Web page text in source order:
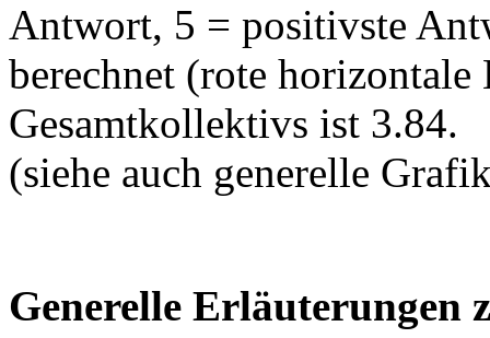
Antwort, 5 = positivste
berechnet (rote
Gesamtkollektivs ist 3.84.
(siehe auch generelle
Generelle Erläuterungen